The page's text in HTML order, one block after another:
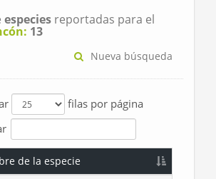
especies reportadas para el
13
Nueva búsqueda
filas por página
de la especie